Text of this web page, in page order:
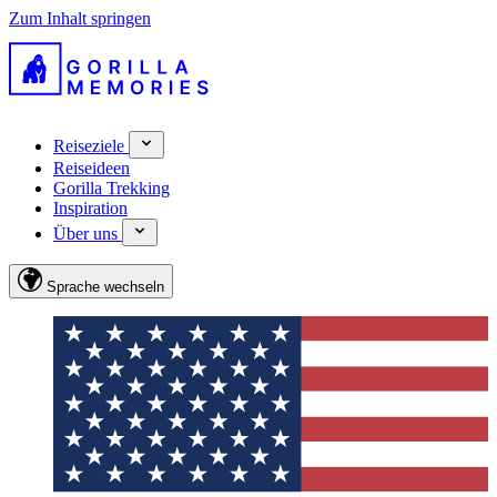
Zum Inhalt springen
Reiseziele
Reiseideen
Gorilla Trekking
Inspiration
Über uns
Sprache wechseln